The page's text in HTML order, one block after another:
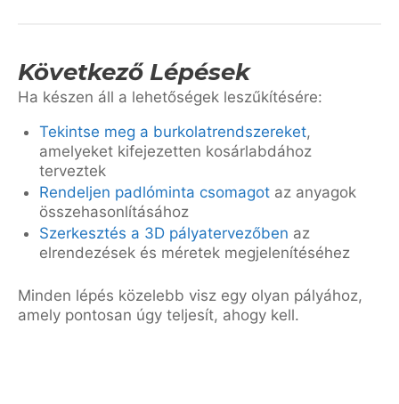
Következő Lépések
Ha készen áll a lehetőségek leszűkítésére:
Tekintse meg a burkolatrendszereket,
amelyeket kifejezetten kosárlabdához
terveztek
Rendeljen padlóminta csomagot az anyagok
összehasonlításához
Szerkesztés a 3D pályatervezőben az
elrendezések és méretek megjelenítéséhez
Minden lépés közelebb visz egy olyan pályához,
amely pontosan úgy teljesít, ahogy kell.